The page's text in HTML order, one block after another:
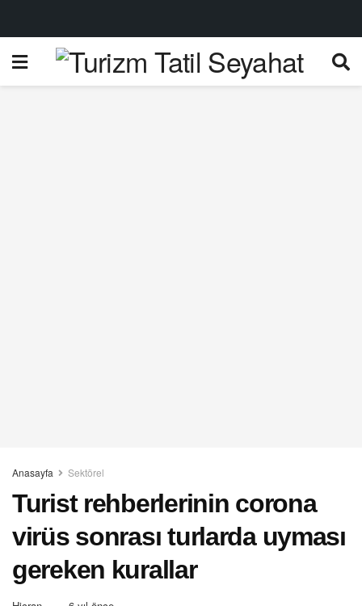
Anasayfa Sektörel
Turist rehberlerinin corona
virüs sonrası turlarda uyması
gereken kurallar